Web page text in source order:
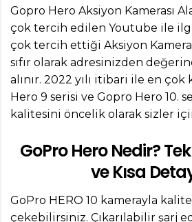
Gopro Hero Aksiyon Kamerası
çok tercih edilen Youtube ile
çok tercih ettiği Aksiyon
sıfır olarak adresinizden
alınır. 2022 yılı itibari ile en
Hero 9 serisi ve Gopro Hero 10.
kalitesini öncelik olarak sizler
GoPro Hero Nedir?
ve Kısa
GoPro HERO 10 kamerayla
çekebilirsiniz. Çıkarılabilir şarj